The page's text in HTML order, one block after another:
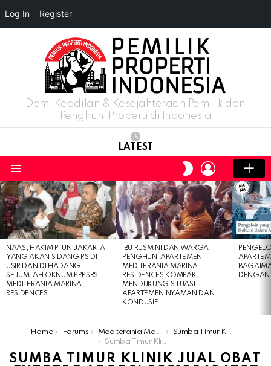
Demi Keadilan & Kesejahteraan Pemilik dan
Penghuni Properti di Indonesia
LATEST
SWITCH
SKIN
LOGIN
LATEST
STORIES
NAAS, HAKIM PTUN JAKARTA
YANG AKAN SIDANG PS DI
USIR DAN DI HADANG
SEJUMLAH OKNUM PPPSRS
MEDITERANIA MARINA
RESIDENCES
IBU RUSMINI DAN WARGA
PENGHUNI APARTEMEN
MEDITERANIA MARINA
RESIDENCES KOMPAK
MENDUKUNG SITUASI
APARTEMEN NYAMAN DAN
KONDUSIF
DENGAN
You are here:
Home Forums Mediterania Marina Residences
Sumba Timur Klinik Jual Obat Cytotec Aborsi 085180634797 Apotik Penjual Obat Penggugur Kandungan Sumba Timur
Sumba Timur Klinik Jual Obat Cytotec Aborsi 085180634797 Apotik Penjual Obat Pen
SUMBA TIMUR KLINIK JUAL OBAT
Log In Register